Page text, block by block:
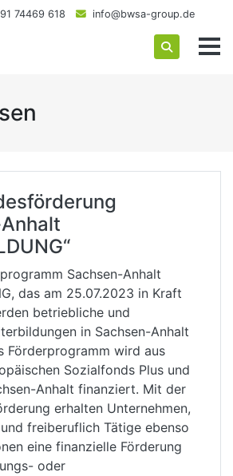
74469 618 info@bwsa-group.de
Sachsen-Anhalt
das am 25.07.2023 in Kraft
betriebliche und
in Sachsen-Anhalt
Förderprogramm wird aus
Sozialfonds Plus und
Anhalt finanziert. Mit der
erhalten Unternehmen,
freiberuflich Tätige ebenso
eine finanzielle Förderung
oder